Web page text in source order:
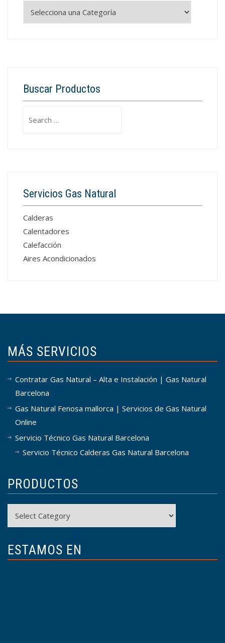
Buscar Productos
for:
Servicios Gas Natural
Calderas
Calentadores
Calefacción
Aires Acondicionados
MÁS SERVICIOS
Contratar Gas Natural – Alta e Instalación | Gas Natural
Barcelona
Gas Natural Fenosa mallorca | Servicios de Gas Natural
Online
Servicio Técnico Gas Natural Barcelona
Servicio Técnico Calderas Gas Natural Barcelona
PRODUCTOS
ESTAMOS EN